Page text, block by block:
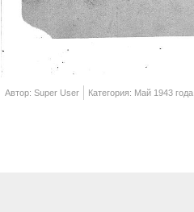
Автор: Super User Категория: Май 1943 года